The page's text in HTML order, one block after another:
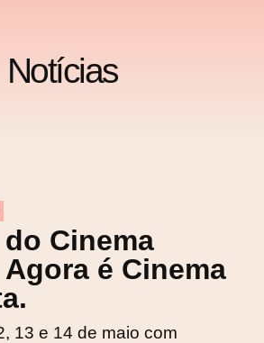
Notícias
Cinema
é Cinema
13 e 14 de maio com